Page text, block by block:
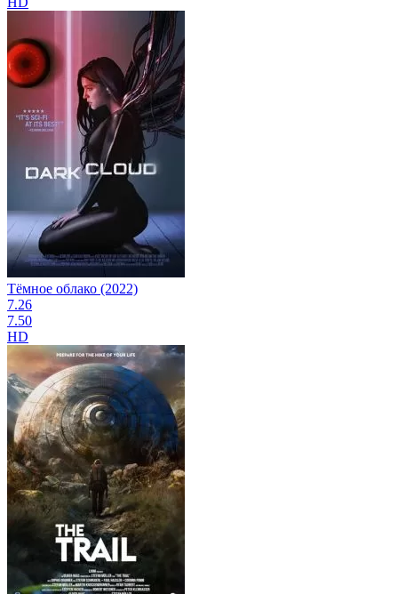
Тёмное облако (2022)
7.26
7.50
HD